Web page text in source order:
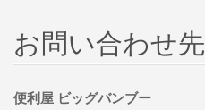
お問い合わせ先
便利屋 ビッグバンブー